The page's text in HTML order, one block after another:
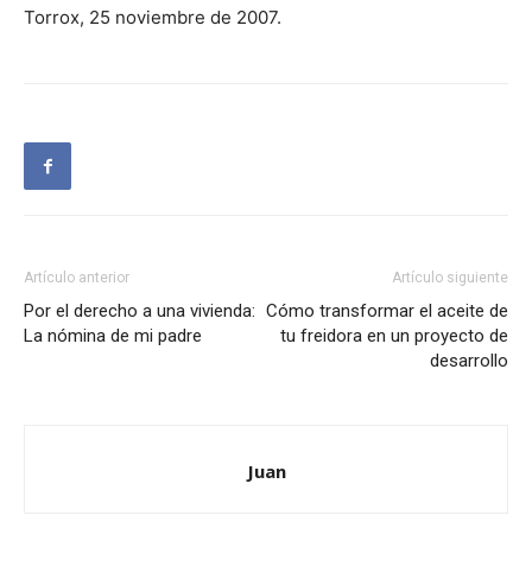
Torrox, 25 noviembre de 2007.
Artículo anterior
Por el derecho a una vivienda:
La nómina de mi padre
Artículo siguiente
Cómo transformar el aceite de
tu freidora en un proyecto de
desarrollo
Juan